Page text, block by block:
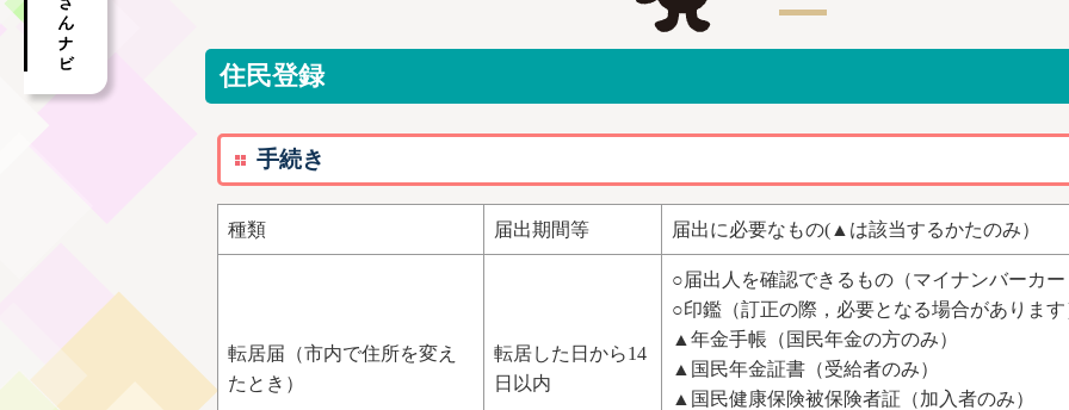
住民登録
手続き
種類 届出期間等 届出に必要なもの(▲は該当するかたのみ）
転居届（市内で住所を変え
たとき）
転居した日から14
日以内
○届出人を確認できるもの（マイナンバーカ
○印鑑（訂正の際，必要となる場合があります
▲年金手帳（国民年金の方のみ）
▲国民年金証書（受給者のみ）
▲国民健康保険被保険者証（加入者のみ）